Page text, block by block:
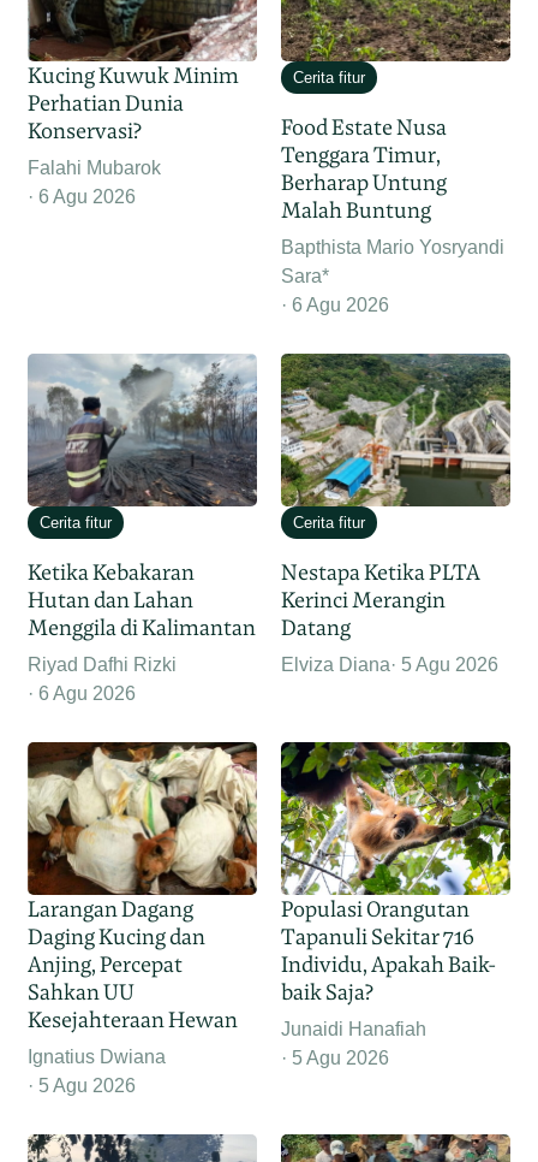
Kucing Kuwuk Minim
Perhatian Dunia
Konservasi?
Falahi Mubarok
6 Agu 2026
Cerita fitur
Food Estate Nusa
Tenggara Timur,
Berharap Untung
Malah Buntung
Bapthista Mario Yosryandi
Sara*
6 Agu 2026
Cerita fitur
Ketika Kebakaran
Hutan dan Lahan
Menggila di Kalimantan
Riyad Dafhi Rizki
6 Agu 2026
Cerita fitur
Nestapa Ketika PLTA
Kerinci Merangin
Datang
Elviza Diana 5 Agu 2026
Larangan Dagang
Daging Kucing dan
Anjing, Percepat
Sahkan UU
Kesejahteraan Hewan
Ignatius Dwiana
5 Agu 2026
Populasi Orangutan
Tapanuli Sekitar 716
Individu, Apakah Baik-
baik Saja?
Junaidi Hanafiah
5 Agu 2026